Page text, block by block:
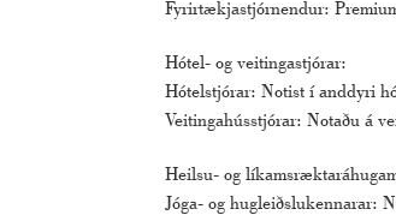
Fyrirtækjastjórnendur:
Hótel- og veitingastjórar:
Hótelstjórar: Notist í anddyri
Veitingahússtjórar: Notaðu á
Heilsu- og
Jóga- og hugleiðslukennarar: